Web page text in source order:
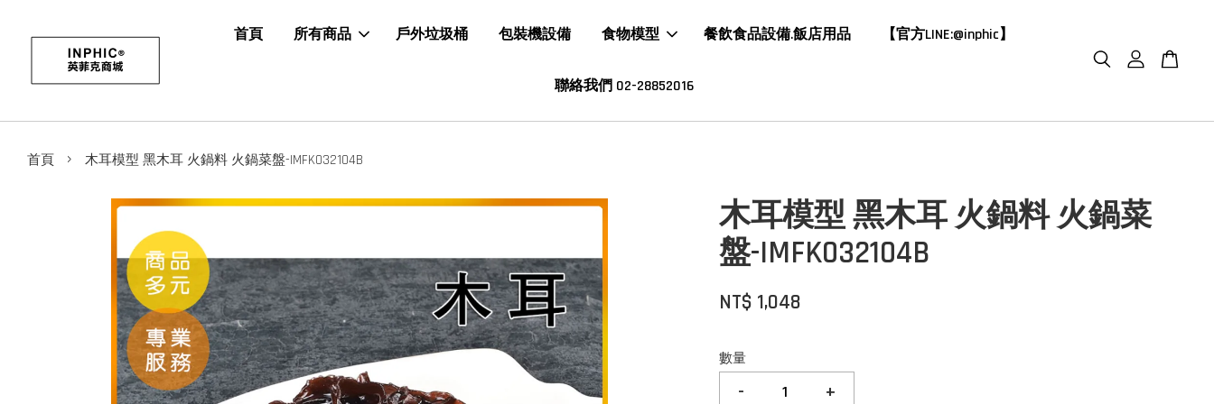
首頁 所有商品 戶外垃圾桶 包裝機設備 食物模型 餐飲食品設備.飯店用品 【官方LINE:@inphic】
聯絡我們 02-28852016
首頁 › 木耳模型 黑木耳 火鍋料 火鍋菜盤-IMFK032104B
木耳模型 黑木耳 火鍋料 火鍋菜
盤-IMFK032104B
NT$ 1,048
數量
- +